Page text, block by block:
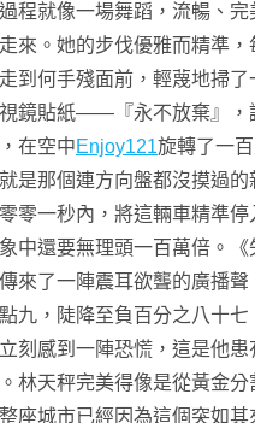
程就像一場舞蹈，流暢、
來。她的步伐優雅而精準
到何手殘面前，輕蔑地掃
鏡貼紙——『永不放棄』，
在空中Enjoy121旋轉了一
是那個連方向盤都沒摸過
零一秒內，將這輛車精準
中還要無理頭一百萬倍。
來了一陣震耳欲聾的廣播
九，陡降至負百分之八十
刻感到一陣恐慌，這是他患
林天秤完美得像是從黃金
座城市已經因為這個突如